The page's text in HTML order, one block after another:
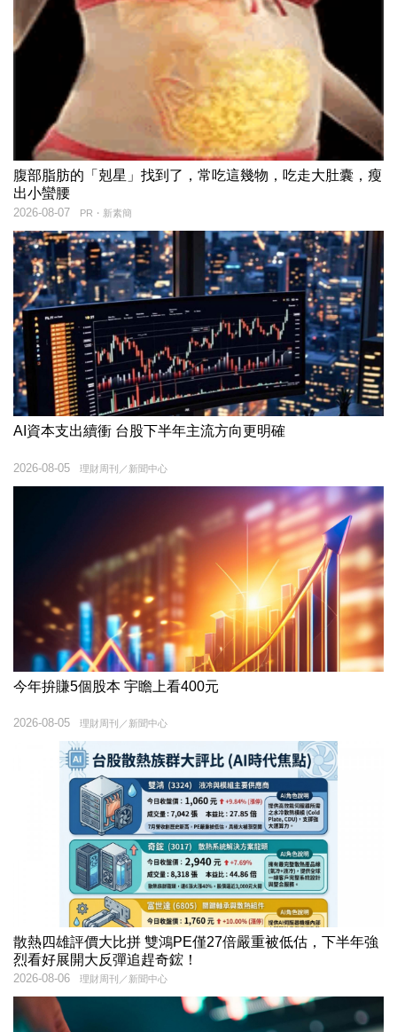
腹部脂肪的「剋星」找到了，常吃這幾物，吃走大肚囊，瘦
出小蠻腰
PR・新素簡
2026-08-07
AI資本支出續衝 台股下半年主流方向更明確
理財周刊／新聞中心
2026-08-05
今年拚賺5個股本 宇瞻上看400元
理財周刊／新聞中心
2026-08-05
散熱四雄評價大比拼 雙鴻PE僅27倍嚴重被低估，下半年強
烈看好展開大反彈追趕奇鋐！
理財周刊／新聞中心
2026-08-06